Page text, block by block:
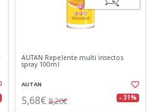
AUTAN Repelente multi insectos
spray 100ml
AUTAN
5,68€ 8,20€ - 31%